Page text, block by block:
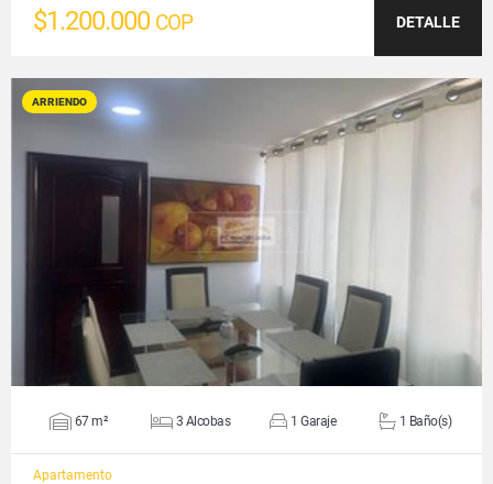
$1.200.000 COP DETALLE
ARRIENDO
VER DETALLES
67 m² 3 Alcobas 1 Garaje 1 Baño(s)
Apartamento